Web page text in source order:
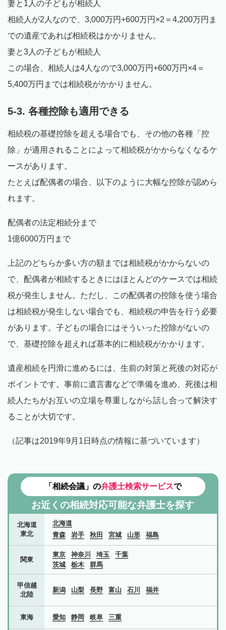
妻と1人の子どもが相続人
相続人が2人なので、3,000万円+600万円×2＝4,200万円ま
での遺産であれば相続税はかかりません。
妻と3人の子どもが相続人
この場合、相続人は4人なので3,000万円+600万円×4＝
5,400万円までは相続税がかかりません。
5-3. 各種控除も適用できる
相続税の基礎控除を超える場合でも、その他の各種「控
除」が適用されることによって相続税がかからなくなるケ
ースがあります。
たとえば配偶者の場合、以下のように大幅な控除が認めら
れます。
配偶者の法定相続分まで
1億6000万円まで
上記のどちらか多い方の額までは相続税がかからないの
で、配偶者が相続するときにはほとんどのケースでは相続
税が発生しません。ただし、この配偶者の控除を使う場合
は相続税が発生しない場合でも、相続税の申告を行う必要
があります。子どもの場合にはそういった控除がないの
で、基礎控除を超えれば基本的に相続税がかかります。
遺産相続を円滑に進めるには、生前の対策と死後の対応が
ポイントです。事前に遺言書などで準備を進め、死後は相
続人たちがお互いの立場を尊重しながら話し合って解決す
ることが大切です。
（記事は2019年9月1日時点の情報に基づいています）
「相続会議」の弁護士検索サービスで
お近くの相続対応可能な弁護士を探す
北海道
東北
北海道
青森
岩手 秋田 宮城 山形 福島
関東
東京 神奈川 埼玉
千葉
茨城
栃木 群馬
甲信越
北陸
新潟 山梨 長野 富山 石川 福井
東海 愛知 静岡 岐阜 三重